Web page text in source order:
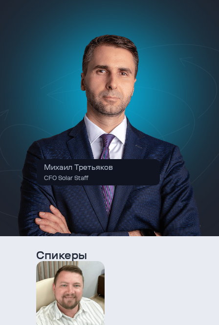
Михаил Третьяков
CFO Solar Staff
Спикеры